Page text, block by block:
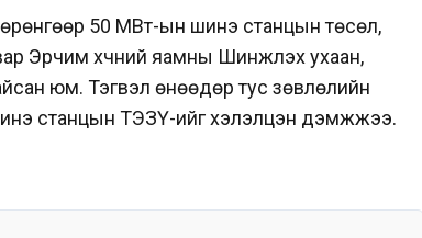
50 МВт-ын шинэ станцын төсөл,
Эрчим хүчний яамны Шинжлэх ухаан,
юм. Тэгвэл өнөөдөр тус зөвлөлийн
станцын ТЭЗҮ-ийг хэлэлцэн дэмжжээ.